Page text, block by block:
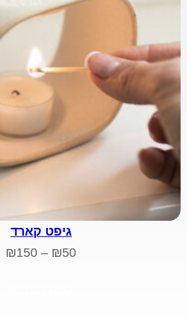
גיפט קארד
₪50
–
₪150